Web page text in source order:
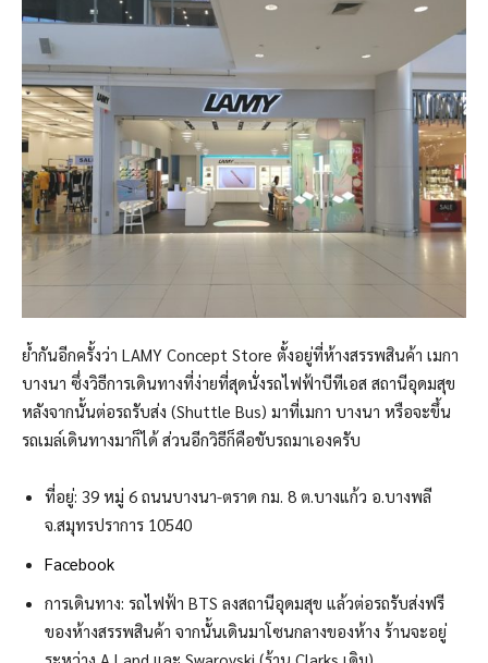
ย้ำกันอีกครั้งว่า LAMY Concept Store ตั้งอยู่ที่ห้างสรรพสินค้า เมกา
บางนา ซึ่งวิธีการเดินทางที่ง่ายที่สุดนั่งรถไฟฟ้าบีทีเอส สถานีอุดมสุข
หลังจากนั้นต่อรถรับส่ง (Shuttle Bus) มาที่เมกา บางนา หรือจะขึ้น
รถเมล์เดินทางมาก็ได้ ส่วนอีกวิธีก็คือขับรถมาเองครับ
ที่อยู่: 39 หมู่ 6 ถนนบางนา-ตราด กม. 8 ต.บางแก้ว อ.บางพลี
จ.สมุทรปราการ 10540
Facebook
การเดินทาง: รถไฟฟ้า BTS ลงสถานีอุดมสุข แล้วต่อรถรับส่งฟรี
ของห้างสรรพสินค้า จากนั้นเดินมาโซนกลางของห้าง ร้านจะอยู่